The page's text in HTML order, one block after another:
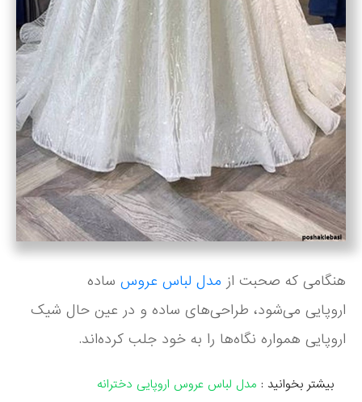
هنگامی که صحبت از مدل لباس عروس ساده
اروپایی می‌شود، طراحی‌های ساده و در عین حال شیک
اروپایی همواره نگاه‌ها را به خود جلب کرده‌اند.
بیشتر بخوانید : مدل لباس عروس اروپایی دخترانه